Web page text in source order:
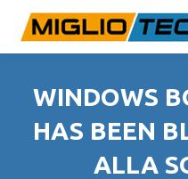
WINDOWS
HAS BEEN
ALLA